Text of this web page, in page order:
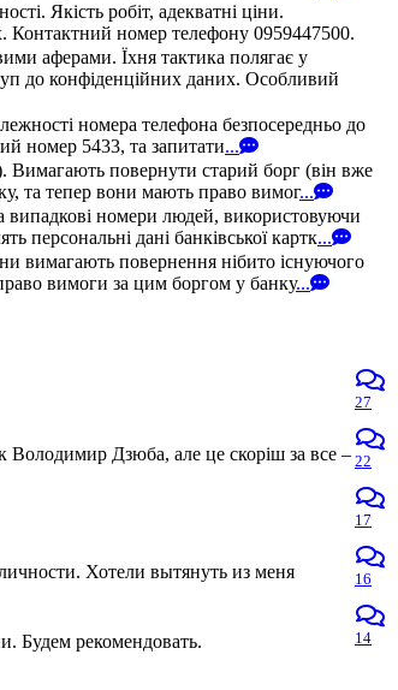
Якість робіт, адекватні ціни.
Контактний номер телефону 0959447500.
аферами. Їхня тактика полягає у
до конфіденційних даних. Особливий
номера телефона безпосередньо до
номер 5433, та запитати...
Вимагають повернути старий борг (він вже
та тепер вони мають право вимог...
випадкові номери людей, використовуючи
персональні дані банківської картк...
вимагають повернення нібито існуючого
вимоги за цим боргом у банку...
27
Володимир Дзюба, але це скоріш за все –22
17
Хотели вытянуть из меня
16
Будем рекомендовать.
14